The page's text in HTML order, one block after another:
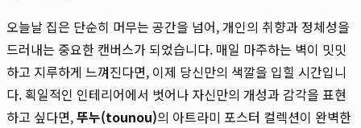
오늘날 집은 단순히 머무는 공간을 넘어, 개인의 취향과 정체성을
드러내는 중요한 캔버스가 되었습니다. 매일 마주하는 벽이 밋밋
하고 지루하게 느껴진다면, 이제 당신만의 색깔을 입힐 시간입니
다. 획일적인 인테리어에서 벗어나 자신만의 개성과 감각을 표현
하고 싶다면,뚜누(tounou)의 아트라미 포스터 컬렉션이 완벽한